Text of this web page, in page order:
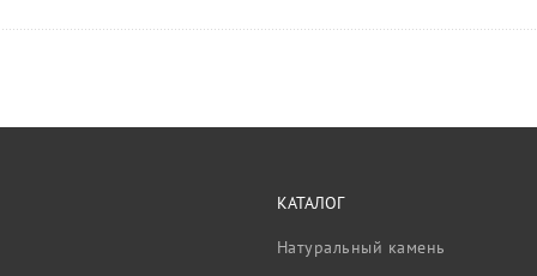
КАТАЛОГ
Натуральный камень